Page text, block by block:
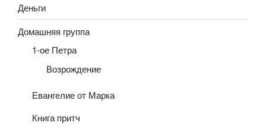
Деньги
Домашняя группа
1-ое Петра
Возрождение
Евангелие от Марка
Книга притч